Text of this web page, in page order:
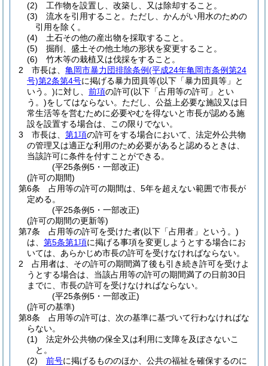
(2)
工作物を設置し、改築し、又は除却すること。
(3)
流水を引用すること。 ただし、かんがい用水のための
引用を除く。
(4)
土石その他の産出物を採取すること。
(5)
掘削、盛土その他土地の形状を変更すること。
(6)
竹木等の栽植又は伐採をすること。
2
市長は、 亀岡市暴力団排除条例(平成24年亀岡市条例第24
号)第2条第4号に掲げる暴力団員等(以下「暴力団員等」と
いう。)に対し、 前項の許可(以下「占用等の許可」とい
う。)をしてはならない。 ただし、公益上必要な施設又は日
常生活等を営むために必要やむを得ないと市長が認める施
設を設置する場合は、この限りでない。
3
市長は、 第1項の許可をする場合において、法定外公共物
の管理又は適正な利用のため必要があると認めるときは、
当該許可に条件を付すことができる。
(平25条例5・一部改正)
(許可の期間)
第6条
占用等の許可の期間は、5年を超えない範囲で市長が
定める。
(平25条例5・一部改正)
(許可の期間の更新等)
第7条
占用等の許可を受けた者(以下「占用者」という。)
は、 第5条第1項に掲げる事項を変更しようとする場合にお
いては、あらかじめ市長の許可を受けなければならない。
2
占用者は、その許可の期間満了後も引き続き許可を受けよ
うとする場合は、当該占用等の許可の期間満了の日前30日
までに、市長の許可を受けなければならない。
(平25条例5・一部改正)
(許可の基準)
第8条
占用等の許可は、次の基準に基づいて行わなければな
らない。
(1)
法定外公共物の保全又は利用に支障を及ぼさないこ
と。
(2)
前号に掲げるもののほか、公共の福祉を確保するのに